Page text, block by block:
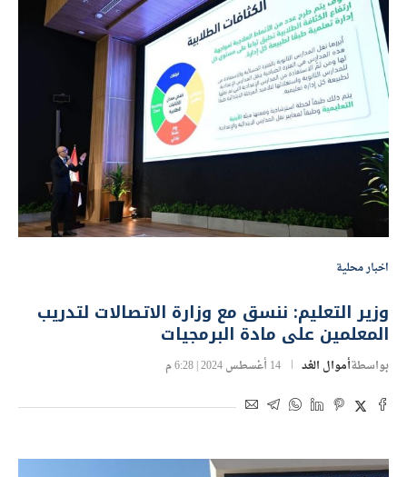
اخبار محلية
وزير التعليم: ننسق مع وزارة الاتصالات لتدريب
المعلمين على مادة البرمجيات
بواسطةأموال الغد 14 أغسطس 2024 | 6:28 م